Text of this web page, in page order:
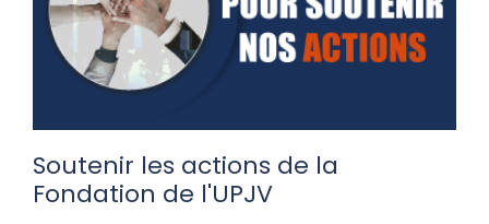
Soutenir les actions de la
Fondation de l'UPJV